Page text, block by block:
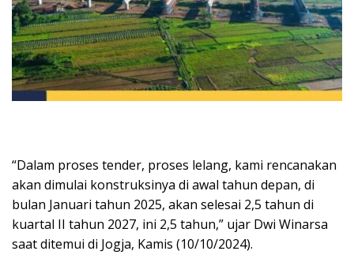
“Dalam proses tender, proses lelang, kami rencanakan
akan dimulai konstruksinya di awal tahun depan, di
bulan Januari tahun 2025, akan selesai 2,5 tahun di
kuartal II tahun 2027, ini 2,5 tahun,” ujar Dwi Winarsa
saat ditemui di Jogja, Kamis (10/10/2024).